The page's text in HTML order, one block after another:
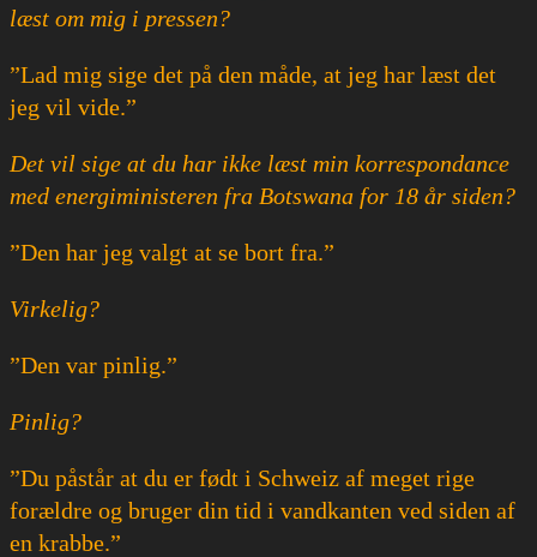
læst om mig i pressen?
”Lad mig sige det på den måde, at jeg har læst det
jeg vil vide.”
Det vil sige at du har ikke læst min korrespondance
med energiministeren fra Botswana for 18 år siden?
”Den har jeg valgt at se bort fra.”
Virkelig?
”Den var pinlig.”
Pinlig?
”Du påstår at du er født i Schweiz af meget rige
forældre og bruger din tid i vandkanten ved siden af
en krabbe.”